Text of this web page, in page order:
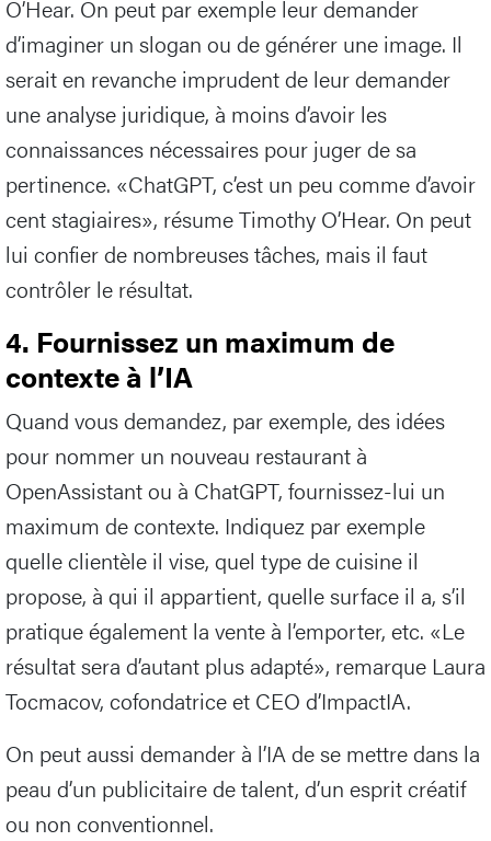
O’Hear. On peut par exemple leur demander
d’imaginer un slogan ou de générer une image. Il
serait en revanche imprudent de leur demander
une analyse juridique, à moins d’avoir les
connaissances nécessaires pour juger de sa
pertinence. «ChatGPT, c’est un peu comme d’avoir
cent stagiaires», résume Timothy O’Hear. On peut
lui confier de nombreuses tâches, mais il faut
contrôler le résultat.
4. Fournissez un maximum de
contexte à l’IA
Quand vous demandez, par exemple, des idées
pour nommer un nouveau restaurant à
OpenAssistant ou à ChatGPT, fournissez-lui un
maximum de contexte. Indiquez par exemple
quelle clientèle il vise, quel type de cuisine il
propose, à qui il appartient, quelle surface il a, s’il
pratique également la vente à l’emporter, etc. «Le
résultat sera d’autant plus adapté», remarque Laura
Tocmacov, cofondatrice et CEO d’ImpactIA.
On peut aussi demander à l’IA de se mettre dans la
peau d’un publicitaire de talent, d’un esprit créatif
ou non conventionnel.